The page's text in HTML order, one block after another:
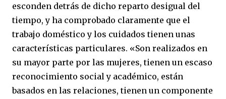
esconden detrás de dicho reparto desigual del
tiempo, y ha comprobado claramente que el
trabajo doméstico y los cuidados tienen unas
características particulares. «Son realizados en
su mayor parte por las mujeres, tienen un escaso
reconocimiento social y académico, están
basados en las relaciones, tienen un componente